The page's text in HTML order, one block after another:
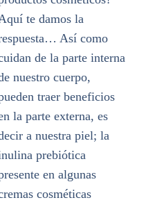
te damos la
Así como
de la parte interna
nuestro cuerpo,
traer beneficios
la parte externa, es
a nuestra piel; la
prebiótica
en algunas
cosméticas